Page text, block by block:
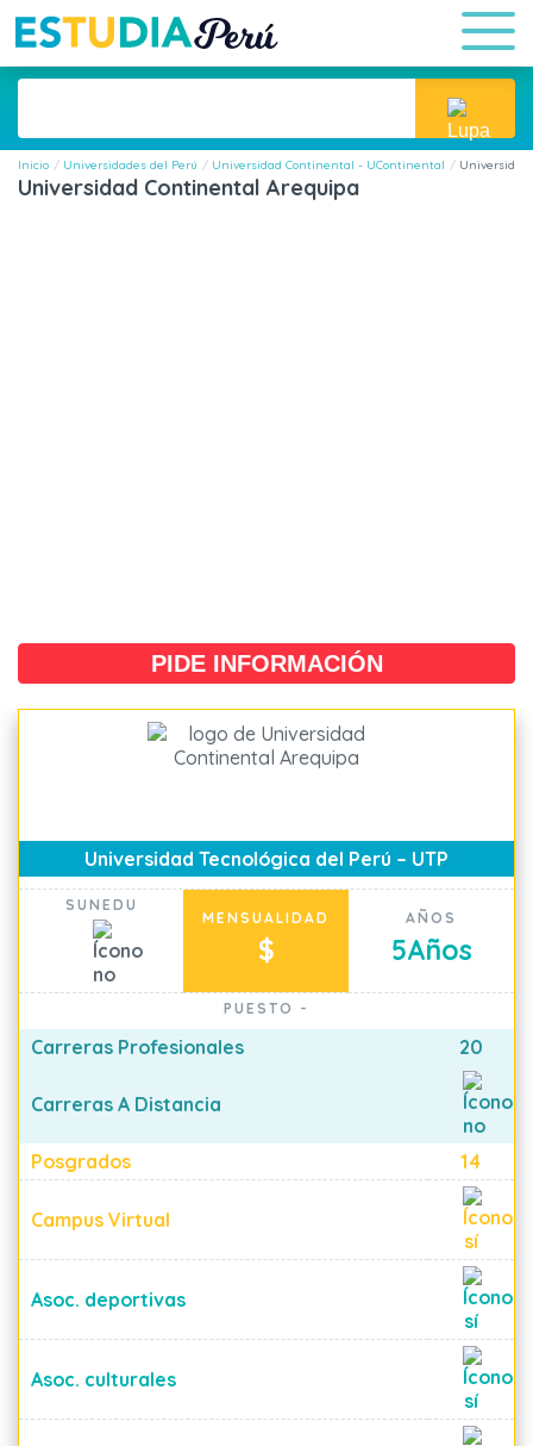
Inicio Universidades del Perú Universidad Continental - UContinental
Universidad Continental Arequipa
PIDE INFORMACIÓN
Universidad Tecnológica del Perú – UTP
SUNEDU
MENSUALIDAD
$
AÑOS
5Años
PUESTO -
Carreras Profesionales 20
Carreras A Distancia
Posgrados 14
Campus Virtual
Asoc. deportivas
Asoc. culturales